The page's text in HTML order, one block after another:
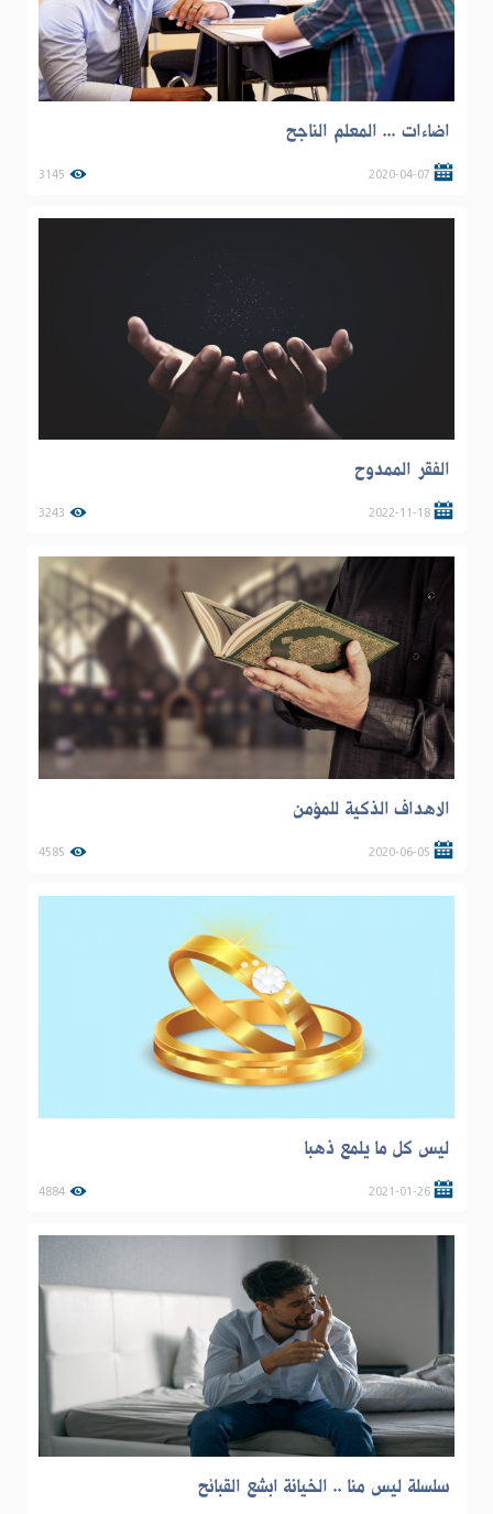
اضاءات ... المعلم الناجح
2020-04-07
3145
الفقر الممدوح
2022-11-18
3243
الاهداف الذكية للمؤمن
2020-06-05
4585
ليس كل ما يلمع ذهبا
2021-01-26
4884
سلسلة ليس منا .. الخيانة ابشع القبائح